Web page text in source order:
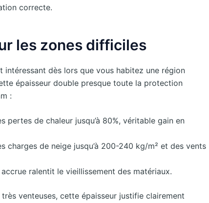
correcte.
les zones difficiles
intéressant dès lors que vous habitez une région
épaisseur double presque toute la protection
:
pertes de chaleur jusqu’à 80%, véritable gain en
charges de neige jusqu’à 200-240 kg/m² et des vents
accrue ralentit le vieillissement des matériaux.
venteuses, cette épaisseur justifie clairement